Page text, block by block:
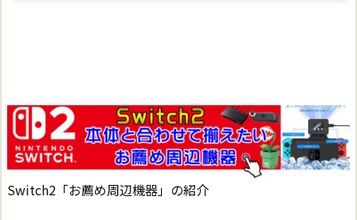
Switch2「お薦め周辺機器」の紹介